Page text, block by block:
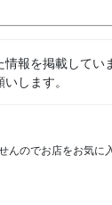
報を掲載して
します。
のでお店をお気に